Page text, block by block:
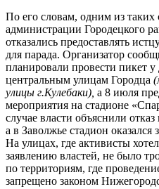
По его словам, одним из таких
администрации Городецкого
отказались предоставлять
для парада. Организатор
планировали провести пикет
центральным улицам Городца
улицы г.Кулебаки), а 8 июля
мероприятия на стадионе
случае власти объяснили
а в Заволжье стадион оказался
На улицах, где активисты
заявлению властей, не было
по территориям, где
запрещено законом